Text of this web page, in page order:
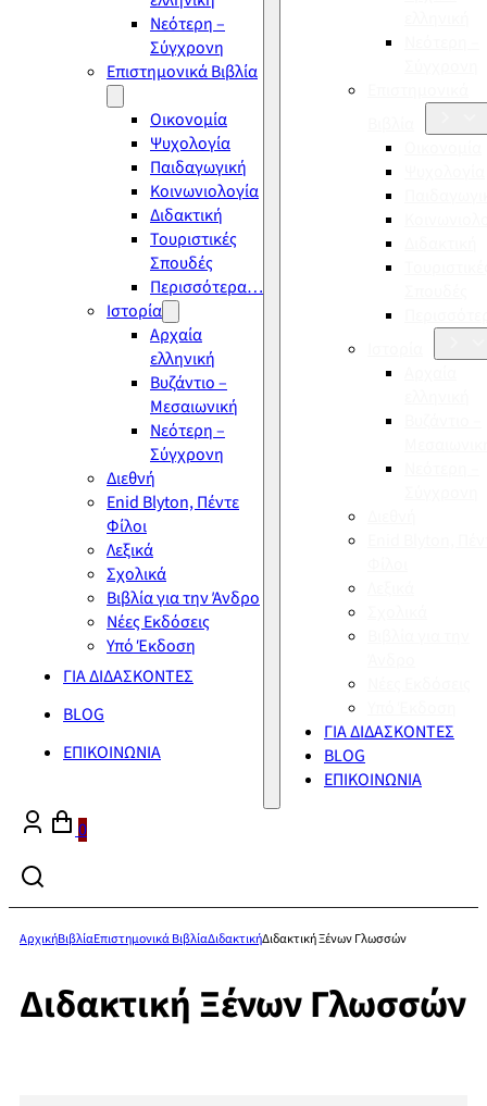
Νεότερη –
Σύγχρονη
Επιστημονικά Βιβλία
Οικονομία
Ψυχολογία
Παιδαγωγική
Κοινωνιολογία
Διδακτική
Τουριστικές
Σπουδές
Περισσότερα…
Ιστορία
Αρχαία
ελληνική
Βυζάντιο –
Μεσαιωνική
Νεότερη –
Σύγχρονη
Διεθνή
Enid Blyton, Πέντε
Φίλοι
Λεξικά
Σχολικά
Βιβλία για την Άνδρο
Νέες Εκδόσεις
Υπό Έκδοση
ΓΙΑ ΔΙΔΑΣΚΟΝΤΕΣ
BLOG
ΕΠΙΚΟΙΝΩΝΙΑ
ΓΙΑ ΔΙΔΑΣΚΟΝΤΕΣ
BLOG
ΕΠΙΚΟΙΝΩΝΙΑ
0
ΑρχικήΒιβλίαΕπιστημονικά ΒιβλίαΔιδακτικήΔιδακτική Ξένων Γλωσσών
Διδακτική Ξένων Γλωσσών